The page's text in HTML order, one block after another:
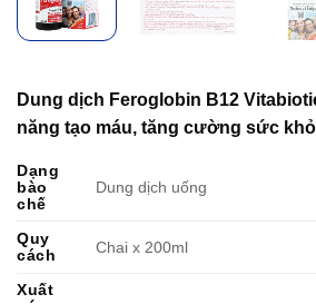
Dung dịch Feroglobin B12
năng tạo máu, tăng cường sức
Dạng
bào
chế
Dung dịch uống
Quy
cách
Chai x 200ml
Xuất